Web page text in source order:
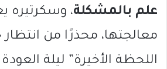
علم بالمشكلة، وسكرتيره
معالجتها، محذرًا من
اللحظة الأخيرة” ليلة